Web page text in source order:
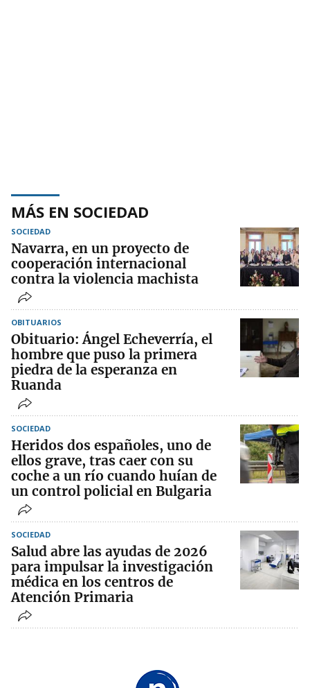
MÁS EN SOCIEDAD
SOCIEDAD
Navarra, en un proyecto de
cooperación internacional
contra la violencia machista
OBITUARIOS
Obituario: Ángel Echeverría, el
hombre que puso la primera
piedra de la esperanza en
Ruanda
SOCIEDAD
Heridos dos españoles, uno de
ellos grave, tras caer con su
coche a un río cuando huían de
un control policial en Bulgaria
SOCIEDAD
Salud abre las ayudas de 2026
para impulsar la investigación
médica en los centros de
Atención Primaria